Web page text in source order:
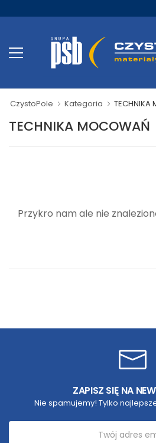
CzystoPole Kategoria TECHNIKA
TECHNIKA MOCOWAŃ
Przykro nam ale nie
ZAPISZ SIĘ NA
Nie spamujemy! Tylko